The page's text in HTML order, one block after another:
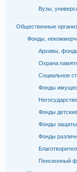
Вузы,
Общественные
Фонды,
Архивы,
Охрана
Социальное
Фонды
Фонды детские
Фонды
Фонды
Пенсионный